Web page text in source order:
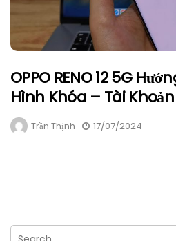
OPPO RENO 12 5G
Hình Khóa – Tài
Trần Thịnh 17/07/2024